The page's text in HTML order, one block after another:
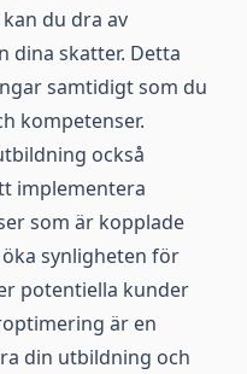
du dra av
dina skatter. Detta
samtidigt som du
kompetenser.
också
implementera
som är kopplade
synligheten för
potentiella kunder
är en
din utbildning och